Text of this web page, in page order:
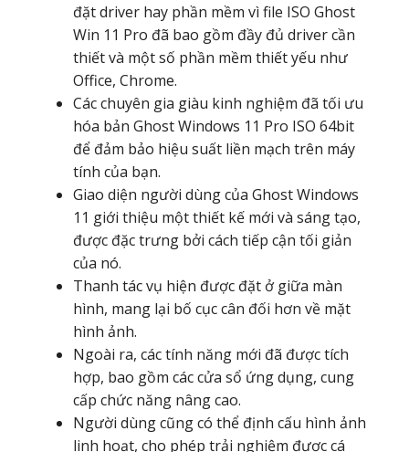
đặt driver hay phần mềm vì file ISO Ghost
Win 11 Pro đã bao gồm đầy đủ driver cần
thiết và một số phần mềm thiết yếu như
Office, Chrome.
Các chuyên gia giàu kinh nghiệm đã tối ưu
hóa bản Ghost Windows 11 Pro ISO 64bit
để đảm bảo hiệu suất liền mạch trên máy
tính của bạn.
Giao diện người dùng của Ghost Windows
11 giới thiệu một thiết kế mới và sáng tạo,
được đặc trưng bởi cách tiếp cận tối giản
của nó.
Thanh tác vụ hiện được đặt ở giữa màn
hình, mang lại bố cục cân đối hơn về mặt
hình ảnh.
Ngoài ra, các tính năng mới đã được tích
hợp, bao gồm các cửa sổ ứng dụng, cung
cấp chức năng nâng cao.
Người dùng cũng có thể định cấu hình ảnh
linh hoạt, cho phép trải nghiệm được cá